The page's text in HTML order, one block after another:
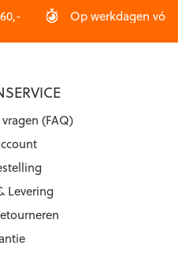
Op werkdagen
(FAQ)
Levering